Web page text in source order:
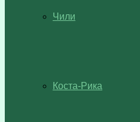
Чили
Коста-Рика